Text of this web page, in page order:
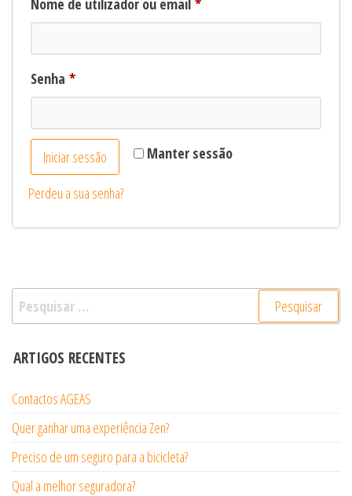
Nome de utilizador ou email *
Senha *Obrigatório
Manter sessão
Iniciar sessão
Perdeu a sua senha?
Pesquisar
por:
ARTIGOS RECENTES
Contactos AGEAS
Quer ganhar uma experiência Zen?
Preciso de um seguro para a bicicleta?
Qual a melhor seguradora?